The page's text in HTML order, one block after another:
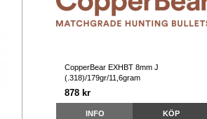
CopperBear EXHBT 8mm J
(.318)/179gr/11,6gram
878 kr
INFO KÖP